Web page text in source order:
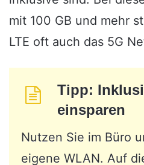
mit 100 GB und mehr
LTE oft auch das 5G
Tipp:
einsparen
Nutzen Sie im Büro
eigene WLAN. Auf